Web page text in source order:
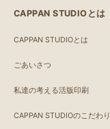
CAPPAN STUDIOとは
CAPPAN STUDIOとは
ごあいさつ
私達の考える活版印刷
CAPPAN STUDIOのこだわり